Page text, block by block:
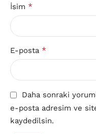
İsim *
E-posta *
Daha sonraki
e-posta adresim ve
kaydedilsin.